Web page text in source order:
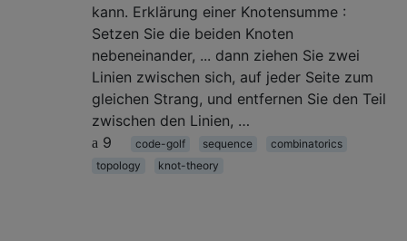
kann. Erklärung einer Knotensumme :
Setzen Sie die beiden Knoten
nebeneinander, ... dann ziehen Sie zwei
Linien zwischen sich, auf jeder Seite zum
gleichen Strang, und entfernen Sie den Teil
zwischen den Linien, …
9
code-golf sequence
combinatorics
topology
knot-theory